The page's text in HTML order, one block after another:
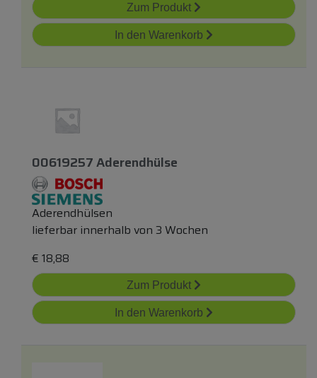
Zum Produkt
In den Warenkorb
00619257 Aderendhülse
Aderendhülsen
lieferbar innerhalb von 3 Wochen
€ 18,88
Zum Produkt
In den Warenkorb